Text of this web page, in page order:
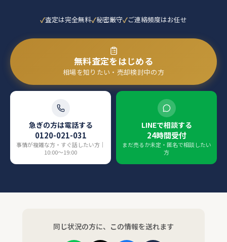
査定は完全無料 秘密厳守 ご連絡頻度はお任せ
無料査定をはじめる
相場を知りたい・売却検討中の方
急ぎの方は電話する
0120-021-031
事情が複雑な方・すぐ話したい方｜
10:00〜19:00
LINEで相談する
24時間受付
まだ売るか未定・匿名で相談したい
方
同じ状況の方に、この情報を送れます